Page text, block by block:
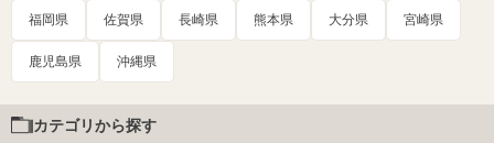
福岡県 佐賀県 長崎県 熊本県 大分県 宮崎県
鹿児島県 沖縄県
カテゴリから探す